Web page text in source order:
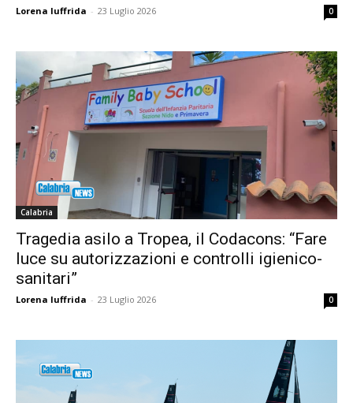
Lorena Iuffrida - 23 Luglio 2026 0
Calabria
Tragedia asilo a Tropea, il Codacons: “Fare
luce su autorizzazioni e controlli igienico-
sanitari”
Lorena Iuffrida - 23 Luglio 2026 0